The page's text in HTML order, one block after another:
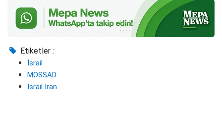
Etiketler :
İsrail
MOSSAD
İsrail İran